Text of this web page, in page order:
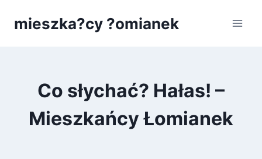
mieszka?cy ?omianek
Co słychać? Hałas! –
Mieszkańcy Łomianek